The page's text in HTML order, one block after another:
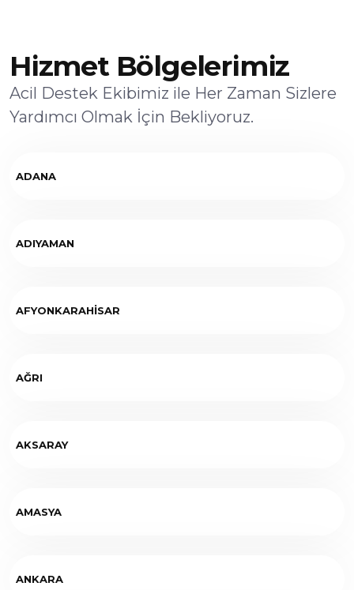
Hizmet Bölgelerimiz
Acil Destek Ekibimiz ile Her Zaman Sizlere
Yardımcı Olmak İçin Bekliyoruz.
ADANA
ADIYAMAN
AFYONKARAHİSAR
AĞRI
AKSARAY
AMASYA
ANKARA